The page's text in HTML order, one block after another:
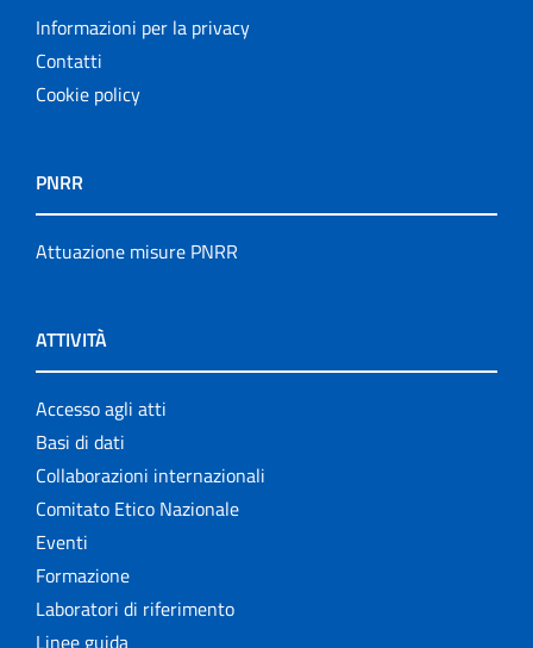
Informazioni per la privacy
Contatti
Cookie policy
PNRR
Attuazione misure PNRR
ATTIVITÀ
Accesso agli atti
Basi di dati
Collaborazioni internazionali
Comitato Etico Nazionale
Eventi
Formazione
Laboratori di riferimento
Linee guida